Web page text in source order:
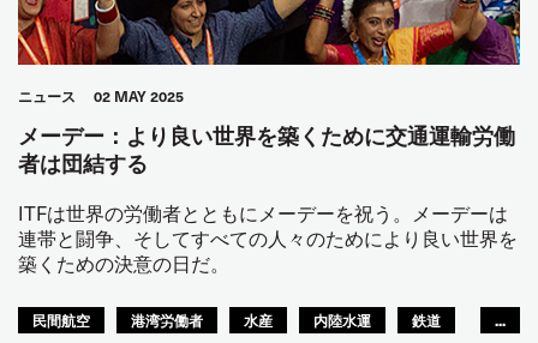
ニュース 02 MAY 2025
メーデー：より良い世界を築くために交通運輸労働
者は団結する
ITFは世界の労働者とともにメーデーを祝う。メーデーは
連帯と闘争、そしてすべての人々のためにより良い世界を
築くための決意の日だ。
民間航空 港湾労働者 水産 内陸水運
鉄道
...